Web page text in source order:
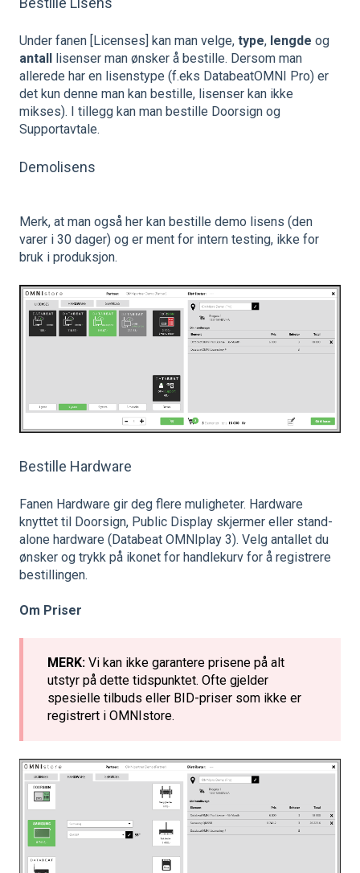
Under fanen [Licenses] kan man velge, type, lengde og
antall lisenser man ønsker å bestille. Dersom man
allerede har en lisenstype (f.eks DatabeatOMNI Pro) er
det kun denne man kan bestille, lisenser kan ikke
mikses). I tillegg kan man bestille Doorsign og
Supportavtale.
Demolisens
Merk, at man også her kan bestille demo lisens (den
varer i 30 dager) og er ment for intern testing, ikke for
bruk i produksjon.
Bestille Hardware
Fanen Hardware gir deg flere muligheter. Hardware
knyttet til Doorsign, Public Display skjermer eller stand-
alone hardware (Databeat OMNIplay 3). Velg antallet du
ønsker og trykk på ikonet for handlekurv for å registrere
bestillingen.
Om Priser
MERK: Vi kan ikke garantere prisene på alt
utstyr på dette tidspunktet. Ofte gjelder
spesielle tilbuds eller BID-priser som ikke er
registrert i OMNIstore.